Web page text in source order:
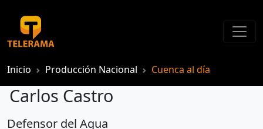
Inicio Producción Nacional Cuenca al día
Carlos Castro
Defensor del Agua